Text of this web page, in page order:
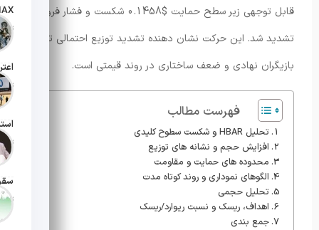
تاریخ
تاریخ
تاریخ
تاریخ
قابل توجهی زیر سطح حمایت $0.1458 شکست و فشار فروش
تشدید شد. این حرکت نشان دهنده تشدید توزیع احتمالی توسط
بازیگران نهادی و ضعف ساختاری در روند قیمتی است.
فهرست مطالب
تحلیل HBAR و شکست سطوح کلیدی
افزایش حجم و نشانه های توزیع
محدوده های حمایت و مقاومت
الگوهای نموداری و روند کوتاه مدت
تحلیل حجمی
اهداف، ریسک و نسبت ریوارد/ریسک
جمع بندی